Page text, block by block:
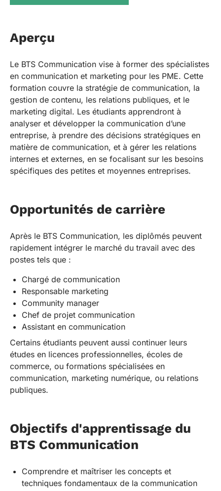
Aperçu
Le BTS Communication vise à former des spécialistes
en communication et marketing pour les PME. Cette
formation couvre la stratégie de communication, la
gestion de contenu, les relations publiques, et le
marketing digital. Les étudiants apprendront à
analyser et développer la communication d’une
entreprise, à prendre des décisions stratégiques en
matière de communication, et à gérer les relations
internes et externes, en se focalisant sur les besoins
spécifiques des petites et moyennes entreprises.
Opportunités de carrière
Après le BTS Communication, les diplômés peuvent
rapidement intégrer le marché du travail avec des
postes tels que :
Chargé de communication
Responsable marketing
Community manager
Chef de projet communication
Assistant en communication
Certains étudiants peuvent aussi continuer leurs
études en licences professionnelles, écoles de
commerce, ou formations spécialisées en
communication, marketing numérique, ou relations
publiques.
Objectifs d'apprentissage du
BTS Communication
Comprendre et maîtriser les concepts et
techniques fondamentaux de la communication